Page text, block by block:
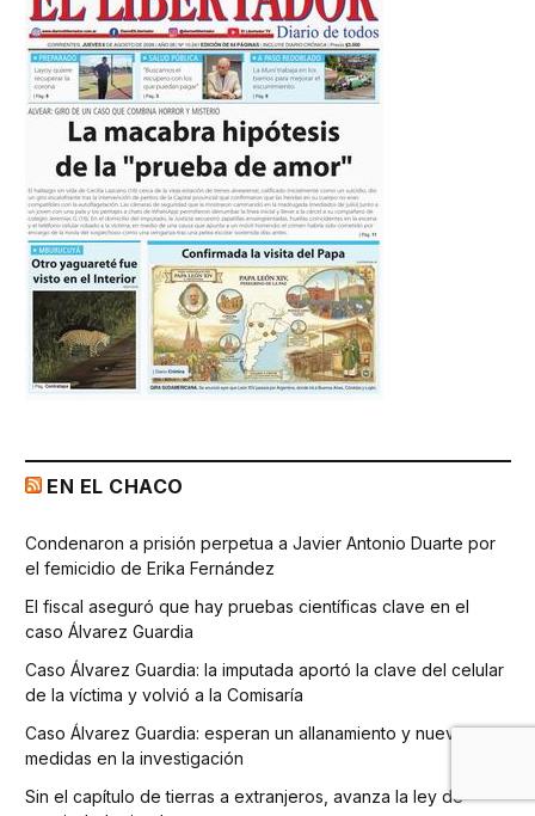
EN EL CHACO
Condenaron a prisión perpetua a Javier Antonio Duarte por
el femicidio de Erika Fernández
El fiscal aseguró que hay pruebas científicas clave en el
caso Álvarez Guardia
Caso Álvarez Guardia: la imputada aportó la clave del celular
de la víctima y volvió a la Comisaría
Caso Álvarez Guardia: esperan un allanamiento y nuevas
medidas en la investigación
Sin el capítulo de tierras a extranjeros, avanza la ley de